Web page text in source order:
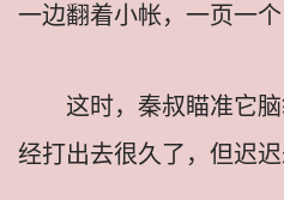
一边翻着小帐，一页一个
这时，秦叔瞄准它
经打出去很久了，但迟迟